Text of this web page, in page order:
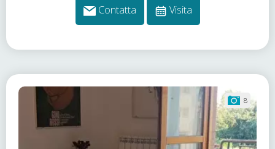
Contatta Visita
8